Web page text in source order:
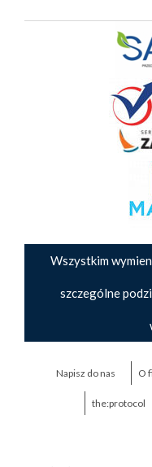
Wszystkim
szczególne
Napisz do nas O
the:protocol